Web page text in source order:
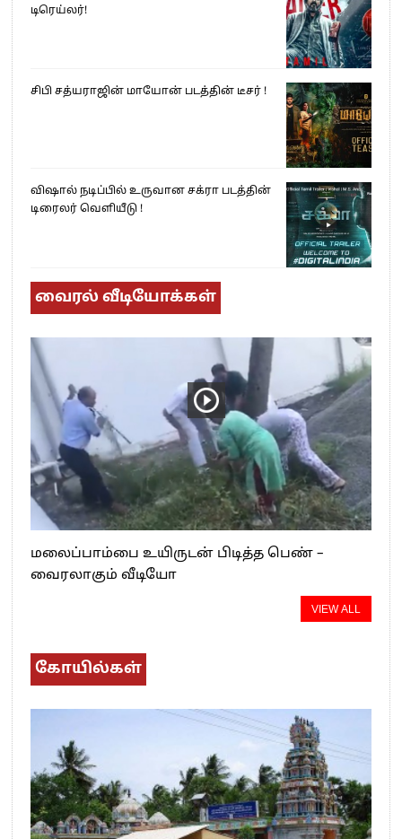
டிரெய்லர்!
சிபி சத்யராஜின் மாயோன் படத்தின் டீசர் !
விஷால் நடிப்பில் உருவான சக்ரா படத்தின்
டிரைலர் வெளியீடு !
வைரல் வீடியோக்கள்
மலைப்பாம்பை உயிருடன் பிடித்த பெண் –
வைரலாகும் வீடியோ
VIEW ALL
கோயில்கள்